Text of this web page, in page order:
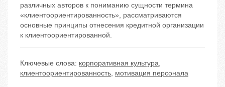
различных авторов к пониманию сущности термина
«клиентоориентированность», рассматриваются
основные принципы отнесения кредитной организации
к клиентоориентированной.
Ключевые слова: корпоративная культура,
клиентоориентированность, мотивация персонала